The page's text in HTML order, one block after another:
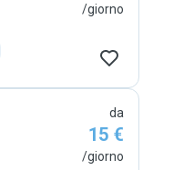
/giorno
da
15 €
/giorno